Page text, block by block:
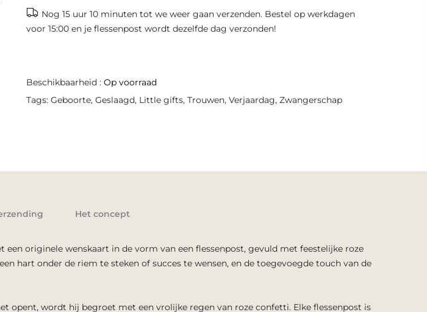
Nog 15 uur 10 minuten tot we weer gaan verzenden. Bestel op werkdagen
voor 15:00 en je flessenpost wordt dezelfde dag verzonden!
Beschikbaarheid : Op voorraad
Tags: Geboorte, Geslaagd, Little gifts, Trouwen, Verjaardag, Zwangerschap
Het concept
originele wenskaart in de vorm van een flessenpost, gevuld met feestelijke roze
hart onder de riem te steken of succes te wensen, en de toegevoegde touch van de
opent, wordt hij begroet met een vrolijke regen van roze confetti. Elke flessenpost is